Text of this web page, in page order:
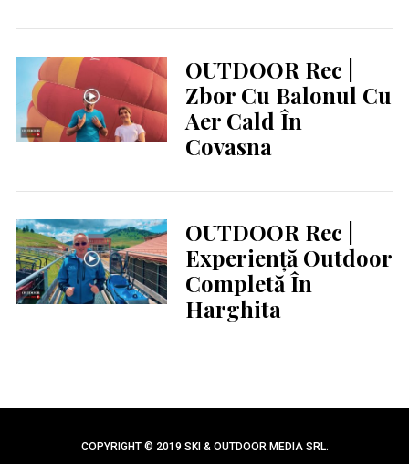
OUTDOOR Rec |
Zbor Cu Balonul Cu
Aer Cald În
Covasna
OUTDOOR Rec |
Experiență Outdoor
Completă În
Harghita
COPYRIGHT © 2019 SKI & OUTDOOR MEDIA SRL.